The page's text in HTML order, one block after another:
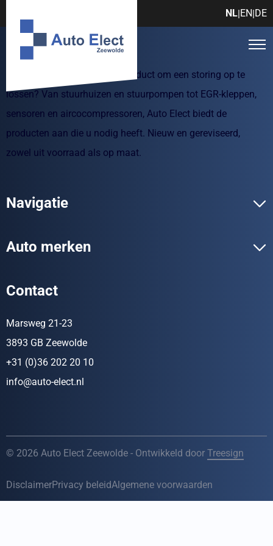
NL|EN|DE
Zoekt u een autotechnisch product om een storing op te
lossen? Van stuurhuizen en stuurpompen tot EGR-kleppen,
sensoren en aircocompressoren, Auto Elect biedt de
producten aan die u nodig heeft. Nieuw en gereviseerd,
zowel uit voorraad als op maat.
Navigatie
Auto merken
Contact
Marsweg 21-23
3893 GB Zeewolde
+31 (0)36 202 20 10
info@auto-elect.nl
© 2026 Auto Elect Zeewolde - Ontwikkeld door Treesign
DisclaimerPrivacy beleidAlgemene voorwaarden